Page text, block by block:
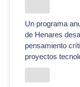
Un programa
de Henares
pensamiento
proyectos